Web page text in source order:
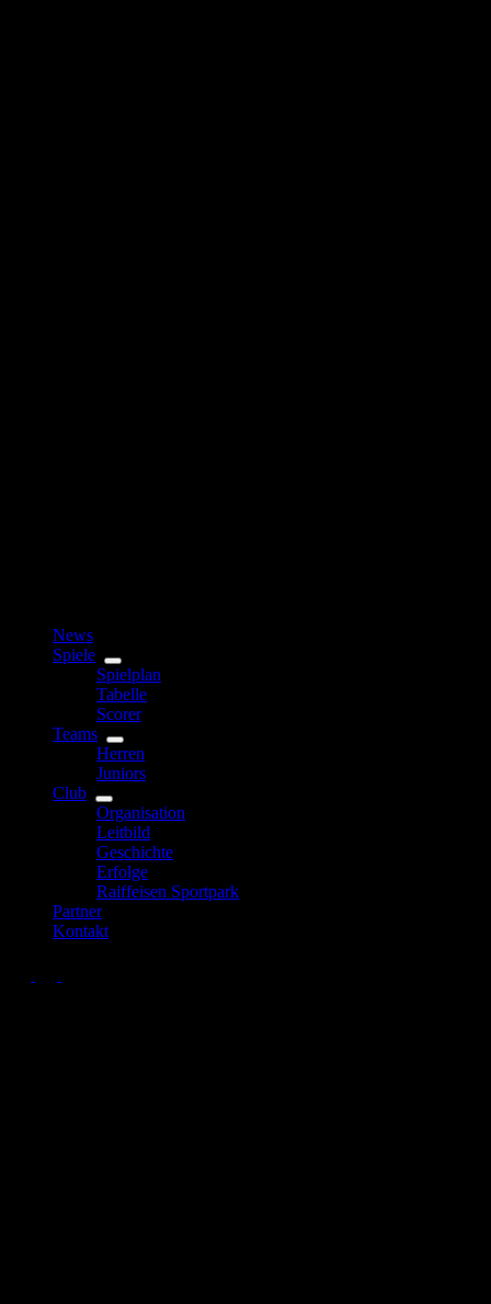
News
Spiele
Spielplan
Tabelle
Scorer
Teams
Herren
Juniors
Club
Organisation
Leitbild
Geschichte
Erfolge
Raiffeisen Sportpark
Partner
Kontakt